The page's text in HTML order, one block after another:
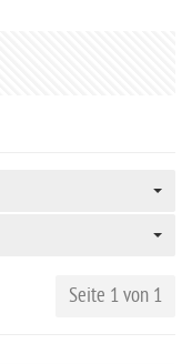
Seite 1 von 1